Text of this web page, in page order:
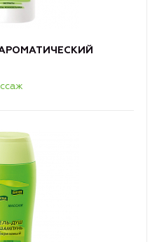
АРОМАТИЧЕСКИЙ